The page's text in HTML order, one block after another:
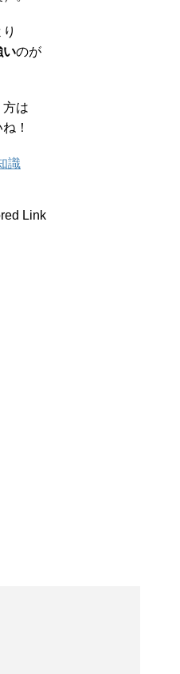
いのが
は
！
識
Link